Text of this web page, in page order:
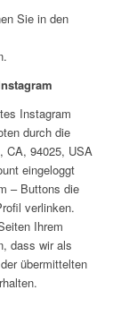
Sie in den
Instagram
durch die
CA, 94025, USA
eingeloggt
– Buttons die
verlinken.
Ihrem
dass wir als
übermittelten